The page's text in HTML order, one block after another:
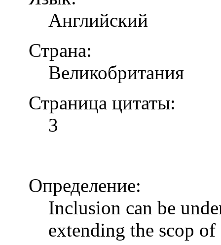
Английский
Страна:
Великобритания
Страница цитаты:
3
Определение:
Inclusion can be
extending the scop